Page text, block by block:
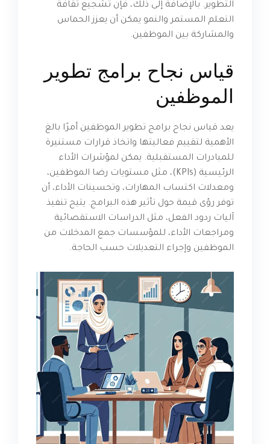
التطوير. بالإضافة إلى ذلك، فإن تشجيع ثقافة
التعلم المستمر والنمو يمكن أن يعزز الحماس
والمشاركة بين الموظفين.
قياس نجاح برامج تطوير
الموظفين
يعد قياس نجاح برامج تطوير الموظفين أمرًا بالغ
الأهمية لتقييم فعاليتها واتخاذ قرارات مستنيرة
للمبادرات المستقبلية. يمكن لمؤشرات الأداء
الرئيسية (KPIs)، مثل مستويات رضا الموظفين،
ومعدلات اكتساب المهارات، وتحسينات الأداء، أن
توفر رؤى قيمة حول تأثير هذه البرامج. يتيح تنفيذ
آليات ردود الفعل، مثل الدراسات الاستقصائية
ومراجعات الأداء، للمؤسسات جمع المدخلات من
الموظفين وإجراء التعديلات حسب الحاجة.